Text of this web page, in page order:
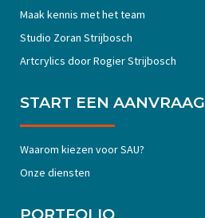
Maak kennis met het team
Studio Zoran Strijbosch
Artcrylics door Rogier Strijbosch
START EEN AANVRAAG
Waarom kiezen voor SAU?
Onze diensten